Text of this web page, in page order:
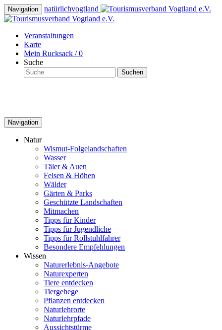
Navigation natürlichvogtland
Veranstaltungen
Karte
Mein Rucksack /0
Suche
Suchen
Navigation
Natur
Wismut-Folgelandschaften
Wasser
Täler & Auen
Felsen & Höhen
Wälder
Gärten & Parks
Geschützte Landschaften
Mitmachen
Tipps für Kinder
Tipps für Jugendliche
Tipps für Rollstuhlfahrer
Besondere Empfehlungen
Wissen
Naturerlebnis-Angebote
Naturexperten
Tiere entdecken
Tiergehege
Pflanzen entdecken
Naturlehrorte
Naturlehrpfade
Aussichtstürme